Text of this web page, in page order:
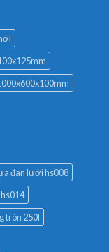
đan lưới hs008
tròn 250l